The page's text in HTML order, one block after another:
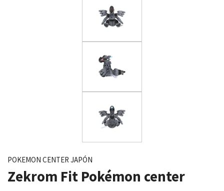
POKEMON CENTER JAPÓN
Zekrom Fit Pokémon center